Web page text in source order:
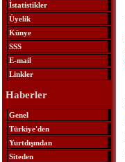
İstatistikler
Üyelik
Künye
SSS
E-mail
Linkler
Haberler
Genel
Türkiye'den
Yurtdışından
Siteden